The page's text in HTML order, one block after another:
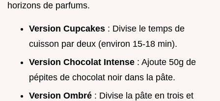
horizons de parfums.
Version Cupcakes : Divise le temps de
cuisson par deux (environ 15-18 min).
Version Chocolat Intense : Ajoute 50g de
pépites de chocolat noir dans la pâte.
Version Ombré : Divise la pâte en trois et